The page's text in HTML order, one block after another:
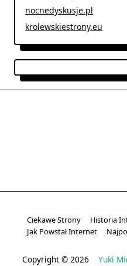
nocnedyskusje.pl
krolewskiestrony.eu
Ciekawe Strony Historia
Jak Powstał Internet
Copyright © 2026 Yuki